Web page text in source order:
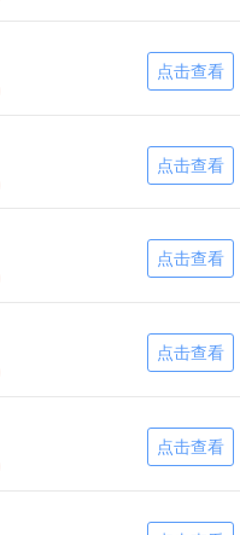
点击查看
点击查看
点击查看
点击查看
点击查看